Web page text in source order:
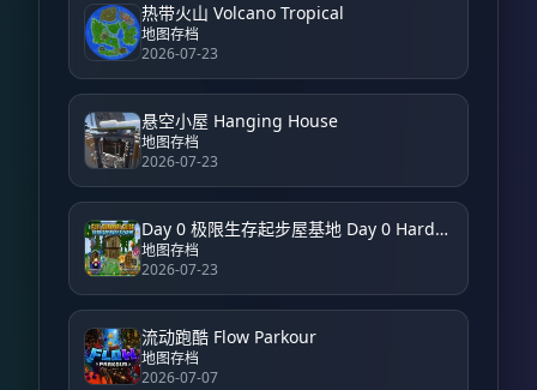
热带火山 Volcano Tropical
地图存档
2026-07-23
悬空小屋 Hanging House
地图存档
2026-07-23
Day 0 极限生存起步屋基地 Day 0 Hardcore Survival Starter House Base
地图存档
2026-07-23
流动跑酷 Flow Parkour
地图存档
2026-07-07